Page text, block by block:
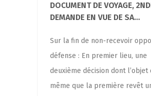
DOCUMENT DE VOYAGE,
DEMANDE EN VUE DE SA...
Sur la fin de non-rece­­voir
défense : En pre­mier lieu, une
deuxième déci­sion dont l’ob­jet
même que la pre­mière revêt